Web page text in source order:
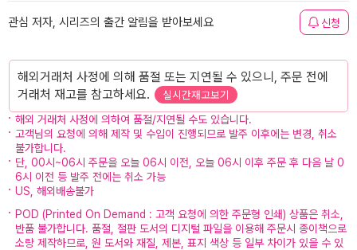
관심 저자, 시리즈의 출간 알림을 받아보세요 신청
해외거래처 사정에 의해 품절 또는 지연될 수 있으니, 주문 전에
거래처 재고를 참고하세요.
실시간재고보기
해외 거래처 사정에 의하여 품절/지연될 수도 있습니다.
고객님의 요청에 의해 제작 및 수입이 진행되므로 발주 이후에는 변경, 취소
불가합니다.
단, 00시~06시 주문을 오늘 06시 이전, 오늘 06시 이후 주문 후 다음 날 0
6시 이전 등 발주 전에는 취소 가능
US, 해외배송불가
POD (Printed On Demand : 고객 요청에 의한 주문형 인쇄) 상품은 취소,
반품 불가합니다. 품절, 절판 도서의 디지털 파일을 이용해 주문시 종이책으로
소량 제작하므로, 원 도서와 재질, 제본, 표지 색상 등 일부 차이가 있을 수 있